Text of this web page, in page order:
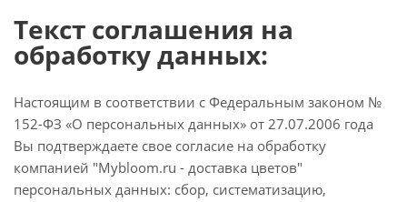
Текст соглашения на
обработку данных:
Настоящим в соответствии с Федеральным законом №
152-ФЗ «О персональных данных» от 27.07.2006 года
Вы подтверждаете свое согласие на обработку
компанией "Mybloom.ru - доставка цветов"
персональных данных: сбор, систематизацию,